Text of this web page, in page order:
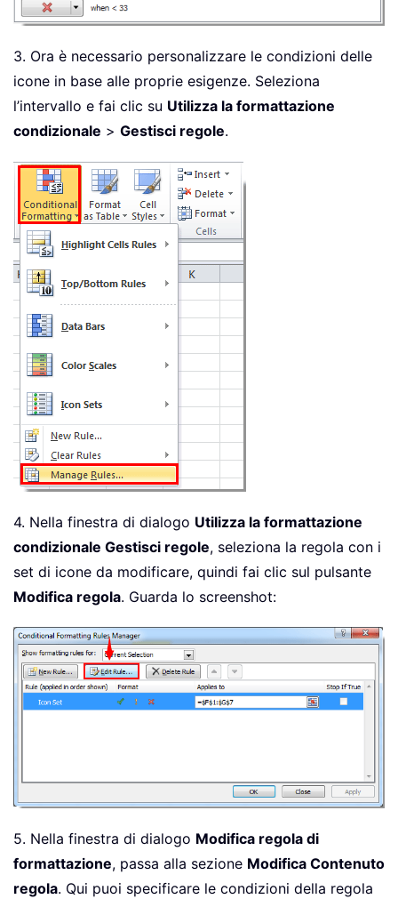
3. Ora è necessario personalizzare le condizioni delle
icone in base alle proprie esigenze. Seleziona
l’intervallo e fai clic su Utilizza la formattazione
condizionale > Gestisci regole.
4. Nella finestra di dialogo Utilizza la formattazione
condizionale Gestisci regole, seleziona la regola con i
set di icone da modificare, quindi fai clic sul pulsante
Modifica regola. Guarda lo screenshot:
5. Nella finestra di dialogo Modifica regola di
formattazione, passa alla sezione Modifica Contenuto
regola. Qui puoi specificare le condizioni della regola